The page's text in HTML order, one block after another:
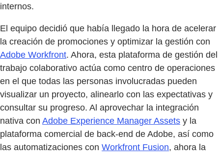
internos.
El equipo decidió que había llegado la hora de acelerar
la creación de promociones y optimizar la gestión con
Adobe Workfront. Ahora, esta plataforma de gestión del
trabajo colaborativo actúa como centro de operaciones
en el que todas las personas involucradas pueden
visualizar un proyecto, alinearlo con las expectativas y
consultar su progreso. Al aprovechar la integración
nativa con Adobe Experience Manager Assets y la
plataforma comercial de back-end de Adobe, así como
las automatizaciones con Workfront Fusion, ahora la